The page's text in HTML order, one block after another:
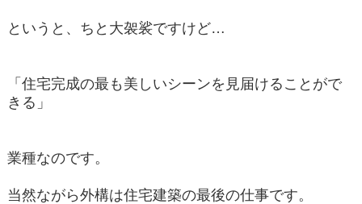
というと、ちと大袈裟ですけど…
「住宅完成の最も美しいシーンを見届けることがで
きる」
業種なのです。
当然ながら外構は住宅建築の最後の仕事です。